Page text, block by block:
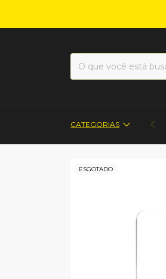
CATEGORIAS
ESGOTADO